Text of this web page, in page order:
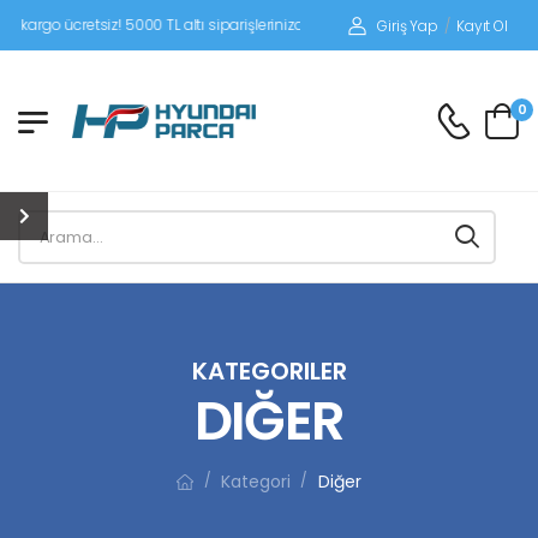
5000 TL altı siparişlerinizde siparişleriniz alıcı ödemeli gönderilir.
Giriş Yap / Kayıt Ol
0
KATEGORILER
DIĞER
/ Kategori / Diğer